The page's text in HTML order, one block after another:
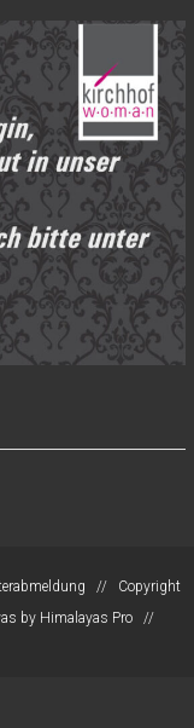
// Copyright
by Himalayas Pro//